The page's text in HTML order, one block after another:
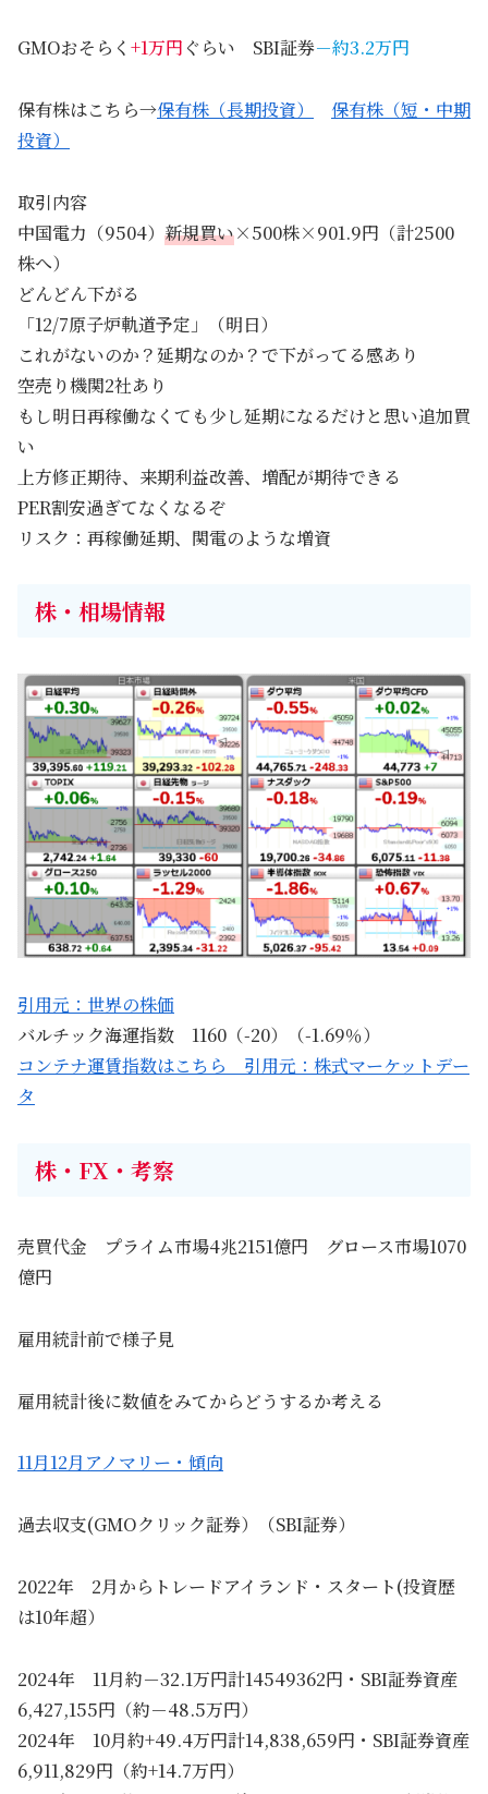
GMOおそらく +1万円 ぐらい SBI証券－約3.2万円
保有株はこちら→保有株（長期投資）
保有株（短・中期
投資）
取引内容
中国電力（9504） 新規買い×500株×901.9円（計2500
株へ）
どんどん下がる
「12/7原子炉軌道予定」（明日）
これがないのか？延期なのか？で下がってる感あり
空売り機関2社あり
もし明日再稼働なくても少し延期になるだけと思い追加買
い
上方修正期待、来期利益改善、増配が期待できる
PER割安過ぎてなくなるぞ
リスク：再稼働延期、関電のような増資
株・相場情報
引用元：世界の株価
バルチック海運指数 1160（-20）（-1.69％）
コンテナ運賃指数はこちら 引用元：株式マーケットデー
タ
株・FX・考察
売買代金 プライム市場4兆2151億円 グロース市場1070
億円
雇用統計前で様子見
雇用統計後に数値をみてからどうするか考える
11月12月アノマリー・傾向
過去収支(GMOクリック証券）（SBI証券）
2022年 2月からトレードアイランド・スタート(投資歴
は10年超）
2024年 11月約－32.1万円計14549362円・SBI証券資産
6,427,155円（約－48.5万円）
2024年 10月約+49.4万円計14,838,659円・SBI証券資産
6,911,829円（約+14.7万円）